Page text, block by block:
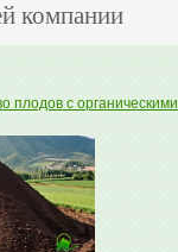
компании
плодов с органическими